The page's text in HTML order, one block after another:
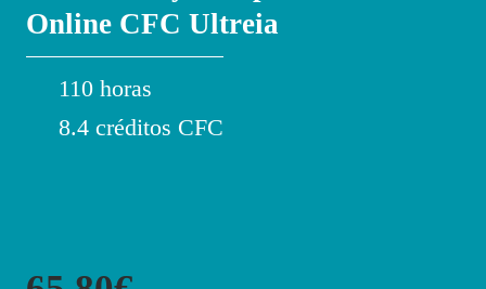
Online CFC Ultreia
110 horas
8.4 créditos CFC